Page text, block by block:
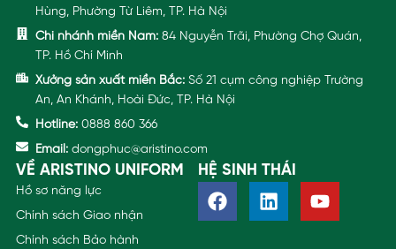
Hùng, Phường Từ Liêm, TP. Hà Nội
Chi nhánh miền Nam: 84 Nguyễn Trãi, Phường Chợ Quán,
TP. Hồ Chí Minh
Xưởng sản xuất miền Bắc: Số 21 cụm công nghiệp Trường
An, An Khánh, Hoài Đức, TP. Hà Nội
Hotline: 0888 860 366
Email: dongphuc@aristino.com
VỀ ARISTINO UNIFORM
Hồ sơ năng lực
Chính sách Giao nhận
Chính sách Bảo hành
HỆ SINH THÁI